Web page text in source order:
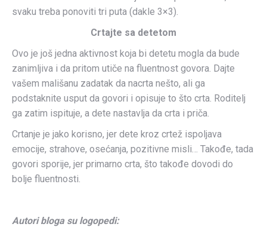
svaku treba ponoviti tri puta (dakle 3×3).
Crtajte sa detetom
Ovo je još jedna aktivnost koja bi detetu mogla da bude
zanimljiva i da pritom utiče na fluentnost govora. Dajte
vašem mališanu zadatak da nacrta nešto, ali ga
podstaknite usput da govori i opisuje to što crta. Roditelj
ga zatim ispituje, a dete nastavlja da crta i priča.
Crtanje je jako korisno, jer dete kroz crtež ispoljava
emocije, strahove, osećanja, pozitivne misli… Takođe, tada
govori sporije, jer primarno crta, što takođe dovodi do
bolje fluentnosti.
Autori bloga su logopedi: